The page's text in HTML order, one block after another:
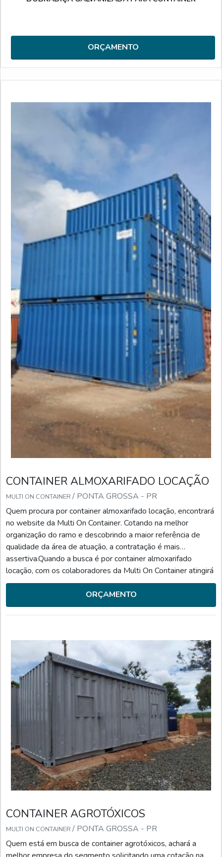
ORÇAMENTO
CONTAINER ALMOXARIFADO LOCAÇÃO
MULTI ON CONTAINER / PONTA GROSSA - PR
Quem procura por container almoxarifado locação, encontrará
no website da Multi On Container. Cotando na melhor
organização do ramo e descobrindo a maior referência de
qualidade da área de atuação, a contratação é mais
assertiva.Quando a busca é por container almoxarifado
locação, com os colaboradores da Multi On Container atingirá
ótima qualidade com entregas seguras e ágeis feitas pelos
melhores transportadores.UM POUCO MAIS SOBRE CON...
ORÇAMENTO
CONTAINER AGROTÓXICOS
MULTI ON CONTAINER / PONTA GROSSA - PR
Quem está em busca de container agrotóxicos, achará a